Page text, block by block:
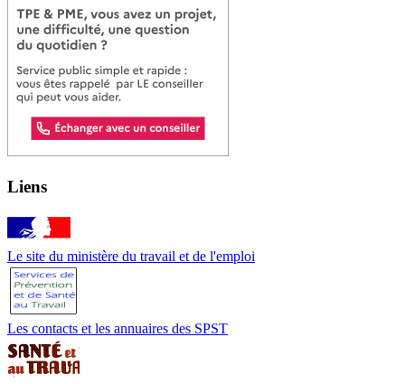
Liens
Le site du ministère du travail et de l'emploi
Les contacts et les annuaires des SPST